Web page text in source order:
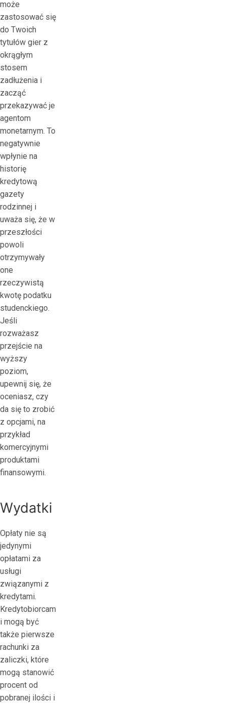
może
zastosować się
do Twoich
tytułów gier z
okrągłym
stosem
zadłużenia i
zacząć
przekazywać je
agentom
monetarnym. To
negatywnie
wpłynie na
historię
kredytową
gazety
rodzinnej i
uważa się, że w
przeszłości
powoli
otrzymywały
one
rzeczywistą
kwotę podatku
studenckiego.
Jeśli
rozważasz
przejście na
wyższy
poziom,
upewnij się, że
oceniasz, czy
da się to zrobić
z opcjami, na
przykład
komercyjnymi
produktami
finansowymi.
Wydatki
Opłaty nie są
jedynymi
opłatami za
usługi
związanymi z
kredytami.
Kredytobiorcam
i mogą być
także pierwsze
rachunki za
zaliczki, które
mogą stanowić
procent od
pobranej ilości i